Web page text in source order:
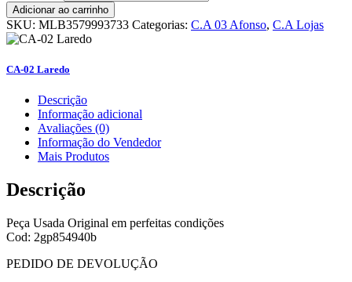
Adicionar ao carrinho
SKU: MLB3579993733 Categorias: C.A 03 Afonso, C.A Lojas
CA-02 Laredo
Descrição
Informação adicional
Avaliações (0)
Informação do Vendedor
Mais Produtos
Descrição
Peça Usada Original em perfeitas condições
Cod: 2gp854940b
PEDIDO DE DEVOLUÇÃO